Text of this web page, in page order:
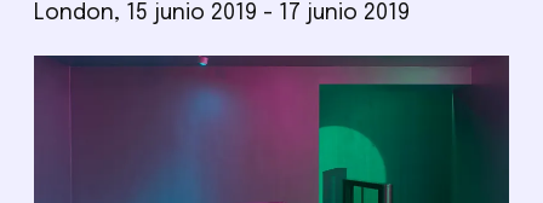
London, 15 junio 2019 - 17 junio 2019